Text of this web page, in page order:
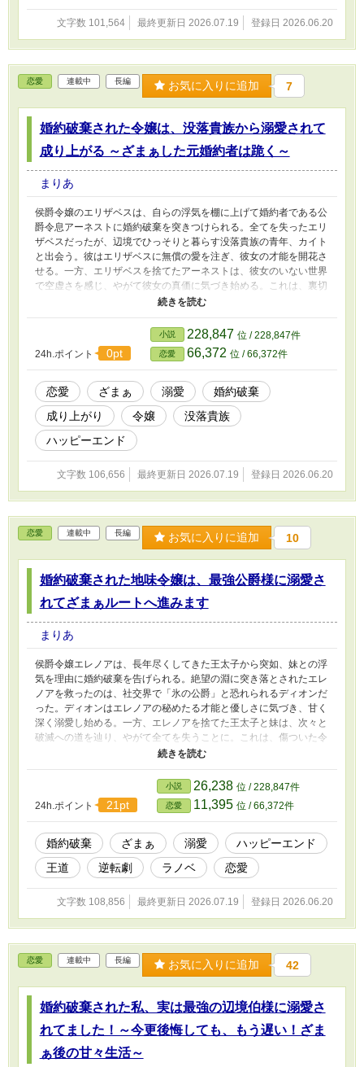
文字数 101,564 最終更新日 2026.07.19 登録日 2026.06.20
恋愛 連載中 長編 お気に入りに追加 7
婚約破棄された令嬢は、没落貴族から溺愛されて
成り上がる ～ざまぁした元婚約者は跪く～
まりあ
侯爵令嬢のエリザベスは、自らの浮気を棚に上げて婚約者である公
爵令息アーネストに婚約破棄を突きつけられる。全てを失ったエリ
ザベスだったが、辺境でひっそりと暮らす没落貴族の青年、カイト
と出会う。彼はエリザベスに無償の愛を注ぎ、彼女の才能を開花さ
せる。一方、エリザベスを捨てたアーネストは、彼女のいない世界
で空虚さを感じ、やがて彼女の真価に気づき始める。これは、裏切
られた令嬢が真実の愛と幸福を手に入れ、かつての婚約者を嘲笑う
痛快シンデレラストーリー。
24h.ポイント 0pt
小説 228,847 位 / 228,847件
恋愛 66,372 位 / 66,372件
恋愛 ざまぁ 溺愛
婚約破棄
成り上がり
令嬢
没落貴族
ハッピーエンド
文字数 106,656 最終更新日 2026.07.19 登録日 2026.06.20
恋愛 連載中 長編 お気に入りに追加 10
婚約破棄された地味令嬢は、最強公爵様に溺愛さ
れてざまぁルートへ進みます
まりあ
侯爵令嬢エレノアは、長年尽くしてきた王太子から突如、妹との浮
気を理由に婚約破棄を告げられる。絶望の淵に突き落とされたエレ
ノアを救ったのは、社交界で「氷の公爵」と恐れられるディオンだ
った。ディオンはエレノアの秘めたる才能と優しさに気づき、甘く
深く溺愛し始める。一方、エレノアを捨てた王太子と妹は、次々と
破滅への道を辿り、やがて全てを失うことに。これは、傷ついた令
嬢が真実の愛と幸せを掴み、愚かな者たちに痛快なざまぁを見せつ
ける、シリアス＆甘々の逆転ラブストーリー。
24h.ポイント 21pt
小説 26,238 位 / 228,847件
恋愛 11,395 位 / 66,372件
婚約破棄 ざまぁ 溺愛
ハッピーエンド
王道
逆転劇 ラノベ 恋愛
文字数 108,856 最終更新日 2026.07.19 登録日 2026.06.20
恋愛 連載中 長編 お気に入りに追加 42
婚約破棄された私、実は最強の辺境伯様に溺愛さ
れてました！～今更後悔しても、もう遅い！ざま
ぁ後の甘々生活～